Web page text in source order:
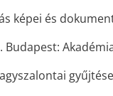
képei és